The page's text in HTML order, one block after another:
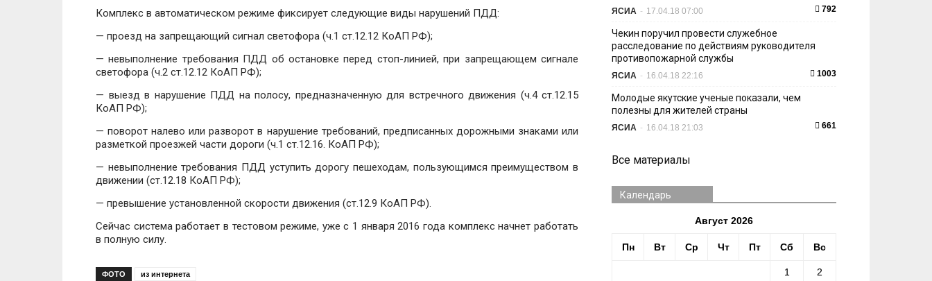
Комплекс в автоматическом режиме фиксирует следующие виды нарушений ПДД:
— проезд на запрещающий сигнал светофора (ч.1 ст.12.12 КоАП РФ);
— невыполнение требования ПДД об остановке перед стоп-линией, при запрещающем сигнале
светофора (ч.2 ст.12.12 КоАП РФ);
— выезд в нарушение ПДД на полосу, предназначенную для встречного движения (ч.4 ст.12.15
КоАП РФ);
— поворот налево или разворот в нарушение требований, предписанных дорожными знаками или
разметкой проезжей части дороги (ч.1 ст.12.16. КоАП РФ);
— невыполнение требования ПДД уступить дорогу пешеходам, пользующимся преимуществом в
движении (ст.12.18 КоАП РФ);
— превышение установленной скорости движения (ст.12.9 КоАП РФ).
Сейчас система работает в тестовом режиме, уже с 1 января 2016 года комплекс начнет работать
в полную силу.
ФОТО из интернета
ЯСИА - 17.04.18 07:00 792
Чекин поручил провести служебное
расследование по действиям руководителя
противопожарной службы
ЯСИА - 16.04.18 22:16 1003
Молодые якутские ученые показали, чем
полезны для жителей страны
ЯСИА - 16.04.18 21:03 661
Все материалы
Календарь
Август 2026
Пн Вт Ср Чт Пт Сб Вс
1 2